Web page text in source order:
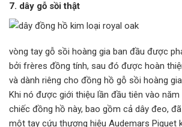
7. dây gỗ sồi thật
vòng tay gỗ sồi hoàng gia ban đầu được
bởi frères đồng tính, sau đó được hoàn
và dành riêng cho đồng hồ gỗ sồi hoàng
Khi nó được giới thiệu lần đầu tiên vào
chiếc đồng hồ này, bao gồm cả dây đeo,
một tay cứu thương hiệu Audemars Piguet